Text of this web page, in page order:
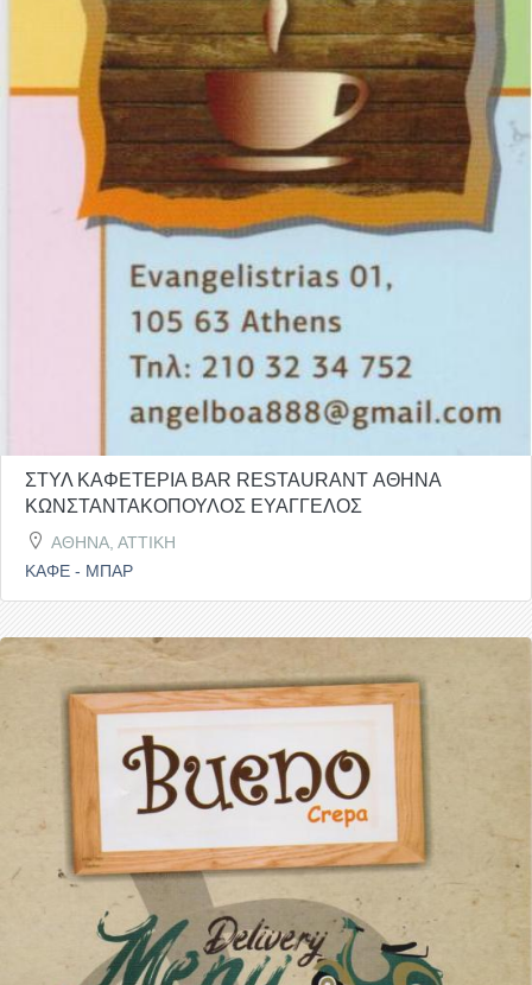
ΣΤΥΛ ΚΑΦΕΤΕΡΙΑ BAR RESTAURANT ΑΘΗΝΑ
ΚΩΝΣΤΑΝΤΑΚΟΠΟΥΛΟΣ ΕΥΑΓΓΕΛΟΣ
ΑΘΗΝΑ, ΑΤΤΙΚΗ
ΚΑΦΕ - ΜΠΑΡ